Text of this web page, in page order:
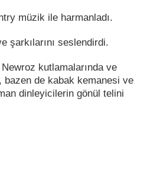
müzik ile harmanladı.
şarkılarını seslendirdi.
kutlamalarında ve
bazen de kabak kemanesi ve
dinleyicilerin gönül telini